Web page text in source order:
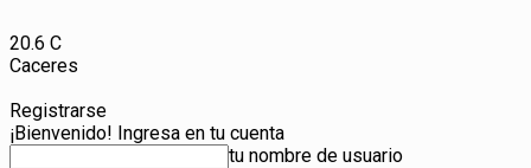
20.6 C
Caceres
Registrarse
¡Bienvenido! Ingresa en tu cuenta
tu nombre de usuario